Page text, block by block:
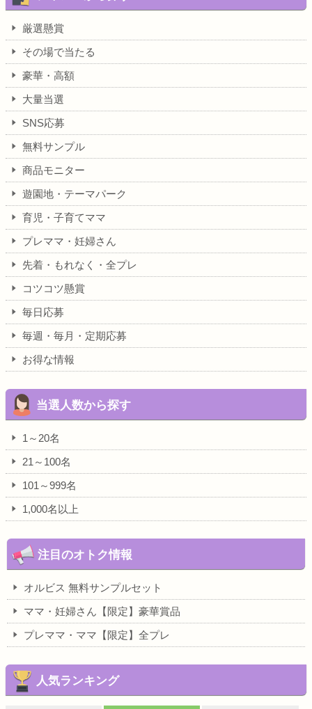
厳選懸賞
その場で当たる
豪華・高額
大量当選
SNS応募
無料サンプル
商品モニター
遊園地・テーマパーク
育児・子育てママ
プレママ・妊婦さん
先着・もれなく・全プレ
コツコツ懸賞
毎日応募
毎週・毎月・定期応募
お得な情報
当選人数から探す
1～20名
21～100名
101～999名
1,000名以上
注目のオトク情報
オルビス 無料サンプルセット
ママ・妊婦さん【限定】豪華賞品
プレママ・ママ【限定】全プレ
人気ランキング